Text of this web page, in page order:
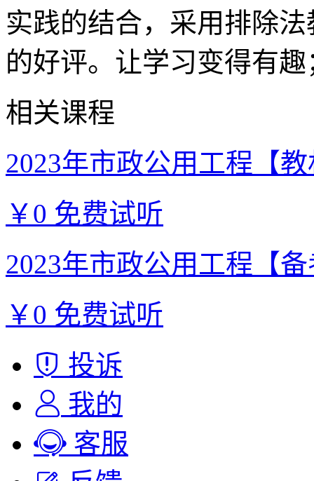
实践的结合，采用排除
的好评。让学习变得有
相关课程
2023年市政公用工程【
￥0 免费试听
2023年市政公用工程【
￥0 免费试听
投诉
我的
客服